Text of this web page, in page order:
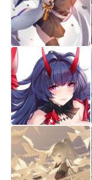
资讯
区发布非法内容 发现
官方公告